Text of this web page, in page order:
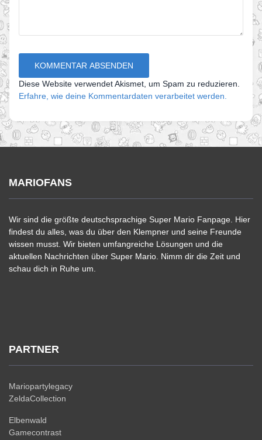
Diese Website verwendet Akismet, um Spam zu reduzieren.
Erfahre, wie deine Kommentardaten verarbeitet werden.
MARIOFANS
Wir sind die größte deutschsprachige Super Mario Fanpage. Hier
findest du alles, was du über den Klempner und seine Freunde
wissen musst. Wir bieten umfangreiche Lösungen und die
aktuellen Nachrichten über Super Mario. Nimm dir die Zeit und
schau dich in Ruhe um.
PARTNER
Mariopartylegacy
ZeldaCollection
Elbenwald
Gamecontrast